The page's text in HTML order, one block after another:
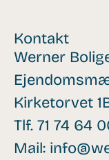
Kontakt
Werner
Kirketorvet
Tlf. 71 74 64
Mail: